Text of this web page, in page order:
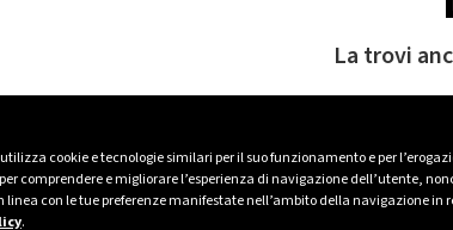
cookie e tecnologie similari per il suo funzionamento e per
comprendere e migliorare l’esperienza di navigazione dell’utente,
linea con le tue preferenze manifestate nell’ambito della navigazione in
.
La trovi